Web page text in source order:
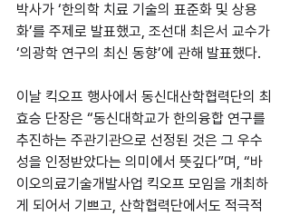
박사가 ‘한의학 치료 기술의 표준화 및 상용
화’를 주제로 발표했고, 조선대 최은서 교수가
‘의광학 연구의 최신 동향’에 관해 발표했다.
이날 킥오프 행사에서 동신대산학협력단의 최
효승 단장은 “동신대학교가 한의융합 연구를
추진하는 주관기관으로 선정된 것은 그 우수
성을 인정받았다는 의미에서 뜻깊다”며, “바
이오의료기술개발사업 킥오프 모임을 개최하
게 되어서 기쁘고, 산학협력단에서도 적극적